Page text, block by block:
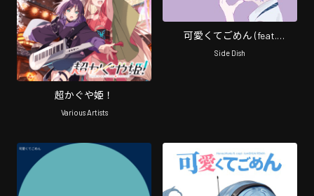
超かぐや姫！
Various Artists
可愛くてごめん (feat.
HoneyWorks & かぴ) [Cover]
Side Dish